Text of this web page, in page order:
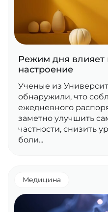
Режим дня влияет
настроение
Ученые из
обнаружили, что
ежедневного
заметно улучшить
частности, снизить
боли...
Медицина